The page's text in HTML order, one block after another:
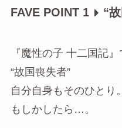
FAVE POINT 1 “
『魔性の子 十二国記
“故国喪失者”
自分自身もそのひとり
もしかしたら…。